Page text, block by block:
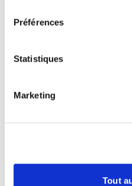
Préférences
Statistiques
Marketing
Tout
Pro Senectute Kanton